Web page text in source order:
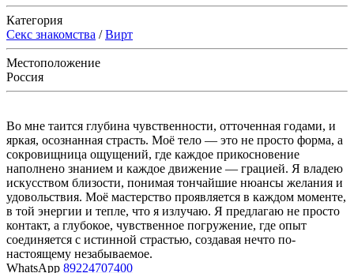
Категория
Секс знакомства /Вирт
Местоположение
Россия
Во мне таится глубина чувственности, отточенная годами, и
яркая, осознанная страсть. Моё тело — это не просто форма, а
сокровищница ощущений, где каждое прикосновение
наполнено знанием и каждое движение — грацией. Я владею
искусством близости, понимая тончайшие нюансы желания и
удовольствия. Моё мастерство проявляется в каждом моменте,
в той энергии и тепле, что я излучаю. Я предлагаю не просто
контакт, а глубокое, чувственное погружение, где опыт
соединяется с истинной страстью, создавая нечто по-
настоящему незабываемое.
WhatsApp 89224707400